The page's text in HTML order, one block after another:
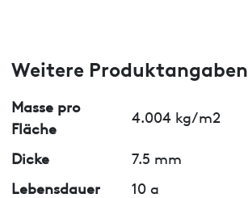
Weitere Produktangaben
Masse pro
Fläche
4.004 kg/m2
Dicke
7.5 mm
Lebensdauer
10 a